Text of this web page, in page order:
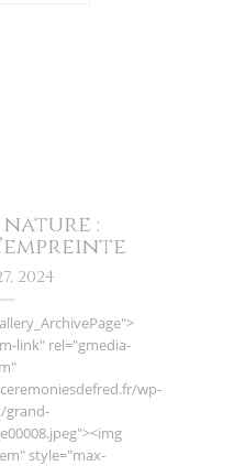
:
2024
link" rel="gmedia-
wp-
grand-
style="max-